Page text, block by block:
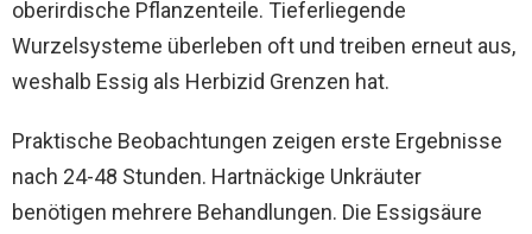
oberirdische Pflanzenteile. Tieferliegende
Wurzelsysteme überleben oft und treiben erneut aus,
weshalb Essig als Herbizid Grenzen hat.
Praktische Beobachtungen zeigen erste Ergebnisse
nach 24-48 Stunden. Hartnäckige Unkräuter
benötigen mehrere Behandlungen. Die Essigsäure